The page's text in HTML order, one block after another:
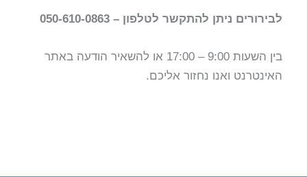
לבירורים ניתן להתקשר לטלפון – 050-610-0863
בין השעות 9:00 – 17:00 או להשאיר הודעה באתר
האינטרנט ואנו נחזור אליכם.